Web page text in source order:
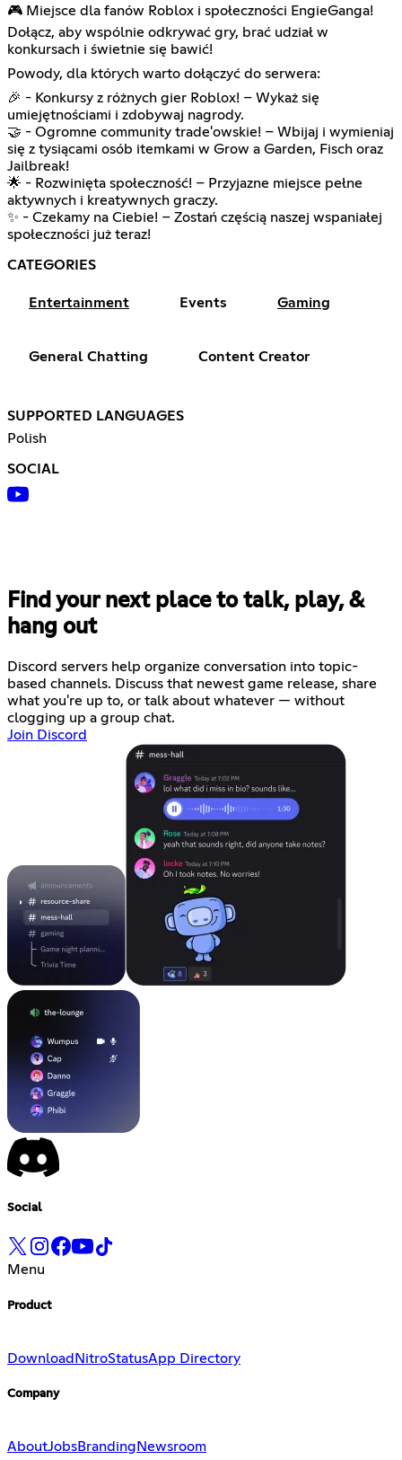
🎮 Miejsce dla fanów Roblox i społeczności EngieGanga!
Dołącz, aby wspólnie odkrywać gry, brać udział w
konkursach i świetnie się bawić!
Powody, dla których warto dołączyć do serwera:
🎉 - Konkursy z różnych gier Roblox! – Wykaż się
umiejętnościami i zdobywaj nagrody.
🤝 - Ogromne community trade'owskie! – Wbijaj i wymieniaj
się z tysiącami osób itemkami w Grow a Garden, Fisch oraz
Jailbreak!
🌟 - Rozwinięta społeczność! – Przyjazne miejsce pełne
aktywnych i kreatywnych graczy.
✨ - Czekamy na Ciebie! – Zostań częścią naszej wspaniałej
społeczności już teraz!
CATEGORIES
Entertainment Events Gaming
General Chatting Content Creator
SUPPORTED LANGUAGES
Polish
SOCIAL
Find your next place to talk, play, &
hang out
Discord servers help organize conversation into topic-
based channels. Discuss that newest game release, share
what you're up to, or talk about whatever — without
clogging up a group chat.
Join Discord
Social
Menu
Product
Download NitroStatusApp Directory
Company
AboutJobsBranding Newsroom